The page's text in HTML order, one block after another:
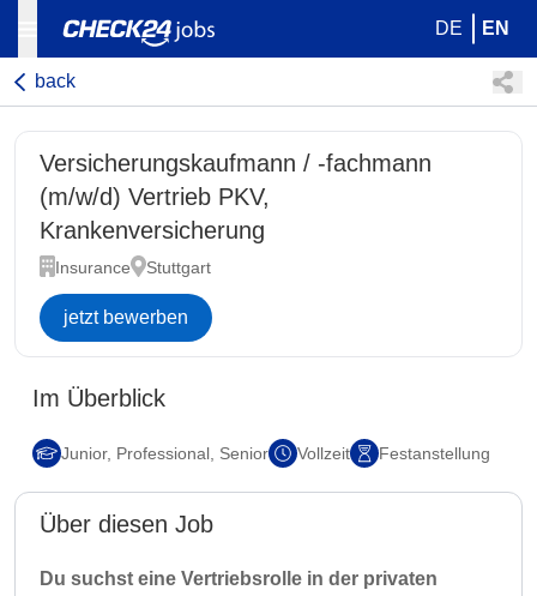
DE EN
back
Versicherungskaufmann / -fachmann
(m/w/d) Vertrieb PKV,
Krankenversicherung
Insurance Stuttgart
jetzt bewerben
Im Überblick
Junior, Professional, Senior Vollzeit Festanstellung
Über diesen Job
Du suchst eine Vertriebsrolle in der privaten